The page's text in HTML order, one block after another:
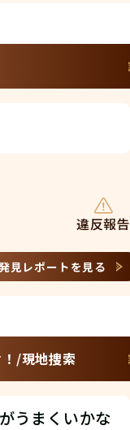
違反報告
見レポートを見る
/現地捜索
うまくいかな